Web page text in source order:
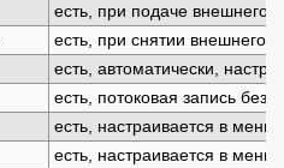
есть, при подаче внешнего
есть, при снятии внешнего
есть, автоматически,
есть, потоковая запись
есть, настраивается в меню
есть, настраивается в